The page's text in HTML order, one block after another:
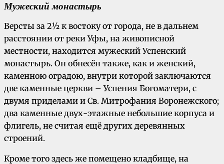
Мужеский монастырь
Версты за 2½ к востоку от города, не в дальнем
расстоянии от реки Уфы, на живописной
местности, находится мужеский Успенский
монастырь. Он обнесён также, как и женский,
каменною оградою, внутри которой заключаются
две каменные церкви – Успения Богоматери, с
двумя приделами и Св. Митрофания Воронежского;
два каменные двух-этажные небольшие корпуса и
флигель, не считая ещё других деревянных
строений.
Кроме того здесь же помещено кладбище, на